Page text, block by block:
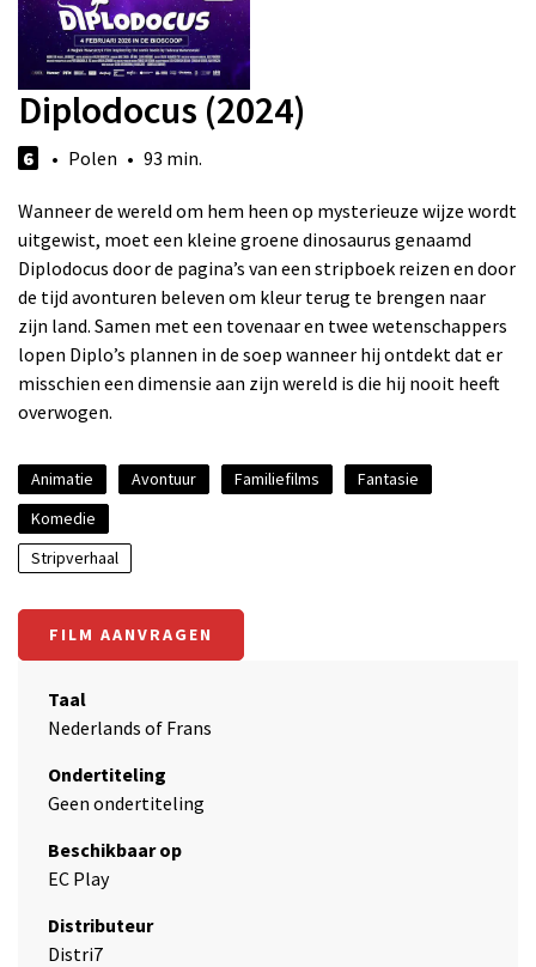
Diplodocus (2024)
6 • Polen • 93 min.
Wanneer de wereld om hem heen op mysterieuze wijze wordt
uitgewist, moet een kleine groene dinosaurus genaamd
Diplodocus door de pagina’s van een stripboek reizen en door
de tijd avonturen beleven om kleur terug te brengen naar
zijn land. Samen met een tovenaar en twee wetenschappers
lopen Diplo’s plannen in de soep wanneer hij ontdekt dat er
misschien een dimensie aan zijn wereld is die hij nooit heeft
overwogen.
Animatie Avontuur Familiefilms
Fantasie
Komedie
Stripverhaal
FILM AANVRAGEN
Taal
Nederlands of Frans
Ondertiteling
Geen ondertiteling
Beschikbaar op
EC Play
Distributeur
Distri7